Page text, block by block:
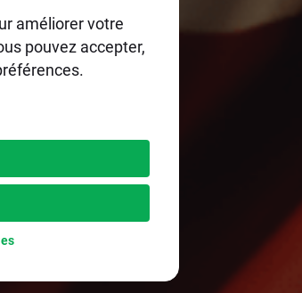
améliorer votre
pouvez accepter,